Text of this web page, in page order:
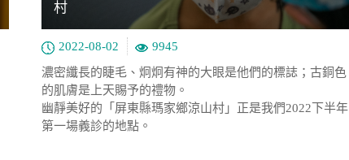
村
2022-08-02
9945
濃密纖長的睫毛、炯炯有神的大眼是他們的標誌；古銅色
的肌膚是上天賜予的禮物。
幽靜美好的「屏東縣瑪家鄉涼山村」正是我們2022下半年
第一場義診的地點。